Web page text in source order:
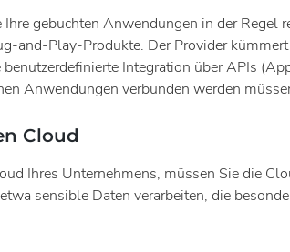
gebuchten Anwendungen in der
and-Play-Produkte. Der Provider
Integration über APIs
Anwendungen verbunden werden
Cloud
Ihres Unternehmens, müssen Sie die
sensible Daten verarbeiten, die